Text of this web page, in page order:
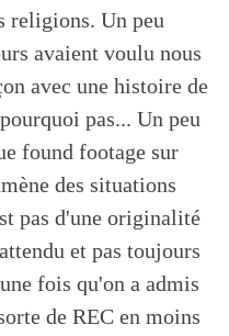
religions. Un peu
avaient voulu nous
avec une histoire de
pas... Un peu
found footage sur
des situations
pas d'une originalité
et pas toujours
fois qu'on a admis
de REC en moins